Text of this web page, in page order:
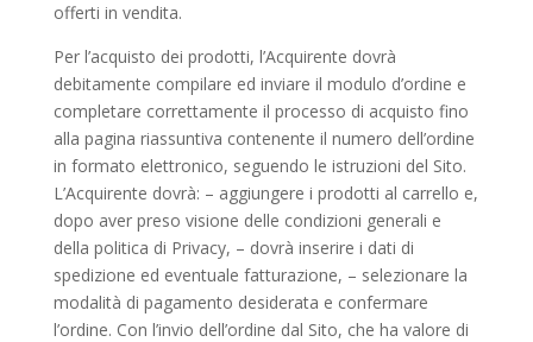
offerti in vendita.
Per l’acquisto dei prodotti, l’Acquirente dovrà
debitamente compilare ed inviare il modulo d’ordine e
completare correttamente il processo di acquisto fino
alla pagina riassuntiva contenente il numero dell’ordine
in formato elettronico, seguendo le istruzioni del Sito.
L’Acquirente dovrà: – aggiungere i prodotti al carrello e,
dopo aver preso visione delle condizioni generali e
della politica di Privacy, – dovrà inserire i dati di
spedizione ed eventuale fatturazione, – selezionare la
modalità di pagamento desiderata e confermare
l’ordine. Con l’invio dell’ordine dal Sito, che ha valore di